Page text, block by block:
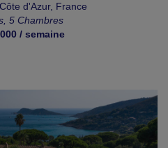
d'Azur, France
5 Chambres
/ semaine